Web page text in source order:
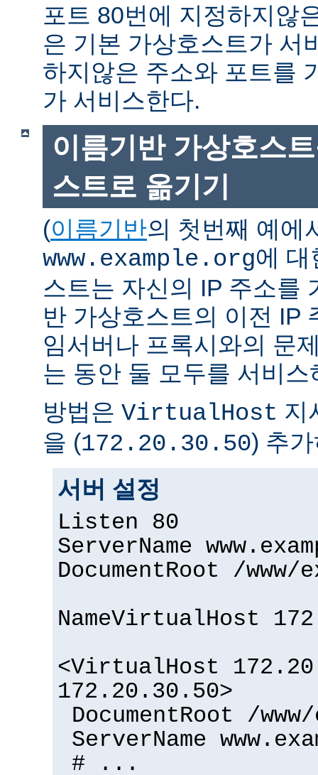
포트 80번에 지정하지않
은 기본 가상호스트가 서
하지않은 주소와 포트를
가 서비스한다.
이름기반 가상호스
스트로 옮기기
(이름기반의 첫번째 예에
www.example.org에 대
스트는 자신의 IP 주소를
반 가상호스트의 이전 IP
임서버나 프록시와의 문
는 동안 둘 모두를 서비스
방법은 VirtualHost 지
을 (172.20.30.50) 추
서버 설정
Listen 80
ServerName
DocumentRoot /www/
NameVirtualHost
<VirtualHost
172.20.30.50>
DocumentRoot /
ServerName
# ...